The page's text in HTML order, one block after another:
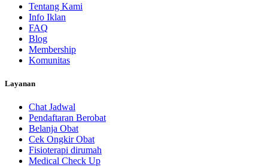
Tentang Kami
Info Iklan
FAQ
Blog
Membership
Komunitas
Layanan
Chat Jadwal
Pendaftaran Berobat
Belanja Obat
Cek Ongkir Obat
Fisioterapi dirumah
Medical Check Up